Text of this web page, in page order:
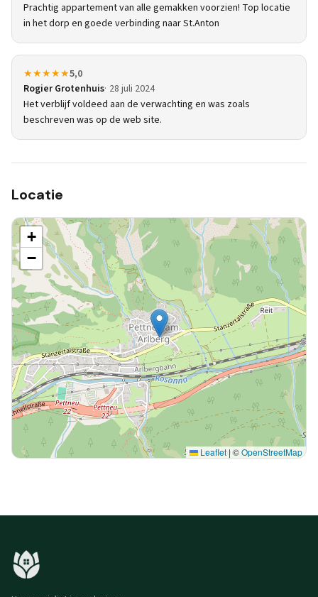
Prachtig appartement van alle gemakken voorzien! Top locatie
in het dorp en goede verbinding naar St.Anton
★★★★★5,0
Rogier Grotenhuis 28 juli 2024
Het verblijf voldeed aan de verwachting en was zoals
beschreven was op de web site.
Locatie
+
−
Leaflet |©OpenStreetMap